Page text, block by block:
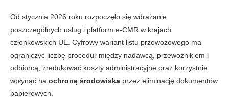
Od stycznia 2026 roku rozpoczęło się wdrażanie
poszczególnych usług i platform e-CMR w krajach
członkowskich UE. Cyfrowy wariant listu przewozowego ma
ograniczyć liczbę procedur między nadawcą, przewoźnikiem i
odbiorcą, zredukować koszty administracyjne oraz korzystnie
wpłynąć na ochronę środowiska przez eliminację dokumentów
papierowych.